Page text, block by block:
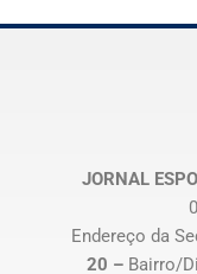
JORNAL
Endereço da
20 – Bairro/